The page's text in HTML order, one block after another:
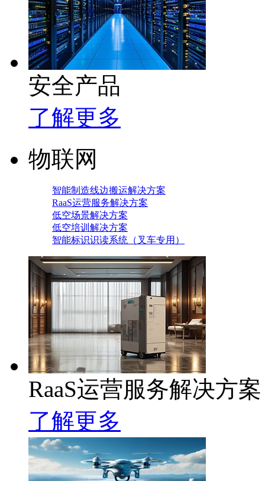
安全产品
了解更多
物联网
智能制造线边搬运解决方案
RaaS运营服务解决方案
低空场景解决方案
低空培训解决方案
智能标识识读系统（叉车专用）
RaaS运营服务解决方案
了解更多